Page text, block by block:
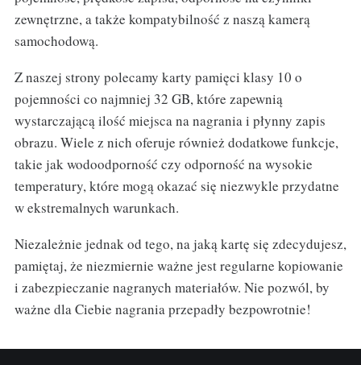
zewnętrzne, a także kompatybilność z naszą kamerą
samochodową.
Z naszej strony polecamy karty pamięci klasy 10 o
pojemności co najmniej 32 GB, które zapewnią
wystarczającą ilość miejsca na nagrania i płynny zapis
obrazu. Wiele z nich oferuje również dodatkowe funkcje,
takie jak wodoodporność czy odporność na wysokie
temperatury, które mogą okazać się niezwykle przydatne
w ekstremalnych warunkach.
Niezależnie jednak od tego, na jaką kartę się zdecydujesz,
pamiętaj, że niezmiernie ważne jest regularne kopiowanie
i zabezpieczanie nagranych materiałów. Nie pozwól, by
ważne dla Ciebie nagrania przepadły bezpowrotnie!